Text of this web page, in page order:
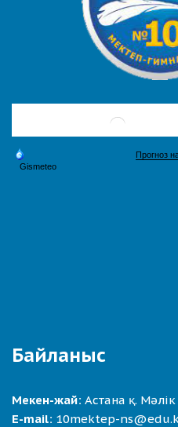
Байланыс
Мекен-жай: Астана қ.
E-mail: 10mektep-